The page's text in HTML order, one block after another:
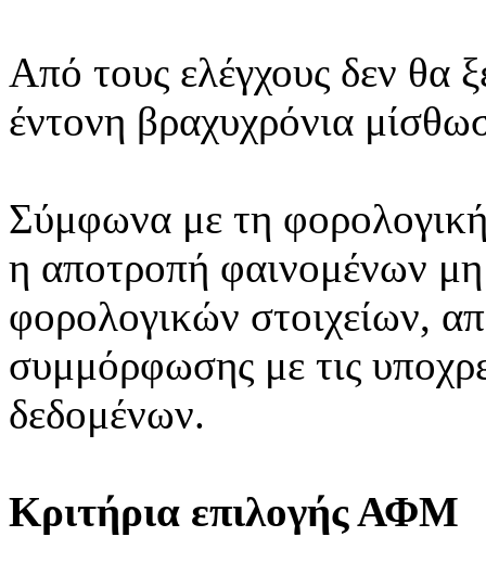
Από τους ελέγχους δεν θα
έντονη βραχυχρόνια
Σύμφωνα με τη φορολογική
η αποτροπή φαινομένων
φορολογικών στοιχείων,
συμμόρφωσης με τις
δεδομένων.
Κριτήρια επιλογής ΑΦΜ